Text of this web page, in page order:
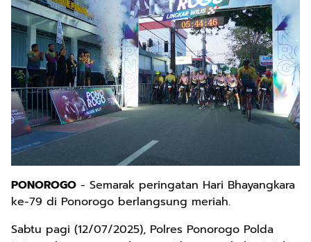
PONOROGO - Semarak peringatan Hari Bhayangkara
ke-79 di Ponorogo berlangsung meriah.
Sabtu pagi (12/07/2025), Polres Ponorogo Polda